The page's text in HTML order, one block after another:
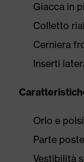
Giacca in
Colletto
Cerniera
Inserti
Orlo e
Parte
Vestibilità